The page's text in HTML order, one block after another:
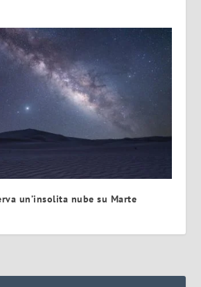
un’insolita nube su Marte